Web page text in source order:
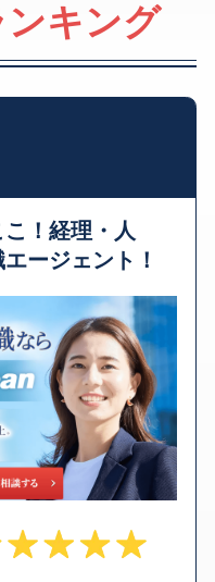
キング
！経理・人
ージェント！